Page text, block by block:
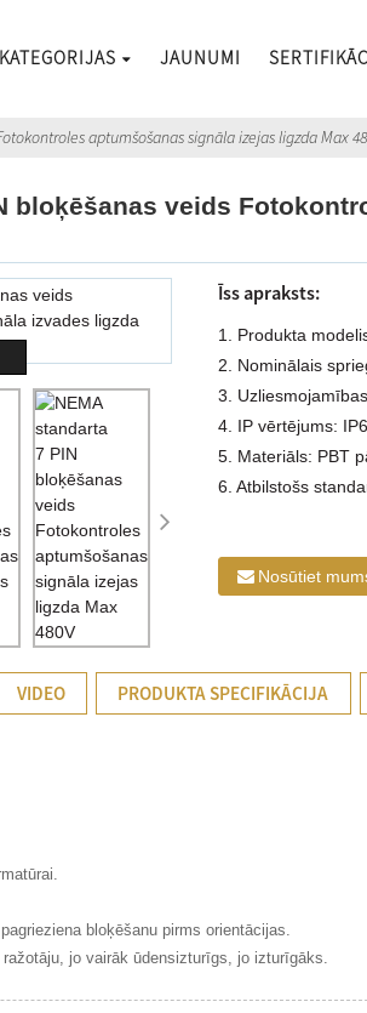
JAUNUMI
aptumšošanas signāla izejas ligzda Max
bloķēšanas veids
Īss apraksts:
1. Produkta
2. Nominālais
3.
4. IP vērtējums:
5. Materiāls: PBT
6. Atbilstošs
Nosūtiet
VIDEO PRODUKTA SPECIFIKĀCIJA
bloķēšanu pirms orientācijas.
jo vairāk ūdensizturīgs, jo izturīgāks.